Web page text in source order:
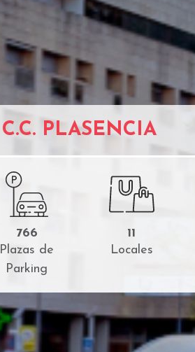
C.C. PLASENCIA
766
Plazas de
Parking
11
Locales